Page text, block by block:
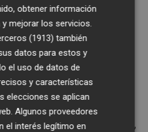
menores de 14
no estará permitido
recreativos infantiles al
instalaciones
autorizado la apertura
Por lo tanto,
obtener información
mejorar los servicios.
(1913) también
datos para estos y
el uso de datos de
y características
elecciones se aplican
Algunos proveedores
el interés legítimo en